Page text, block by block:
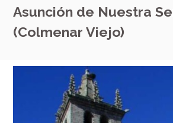
Asunción de Nuestra
(Colmenar Viejo)